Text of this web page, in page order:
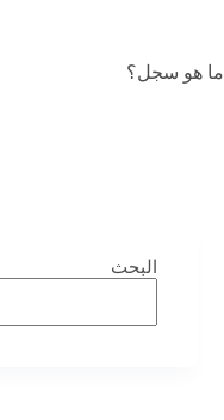
ما هو سجل؟
البحث